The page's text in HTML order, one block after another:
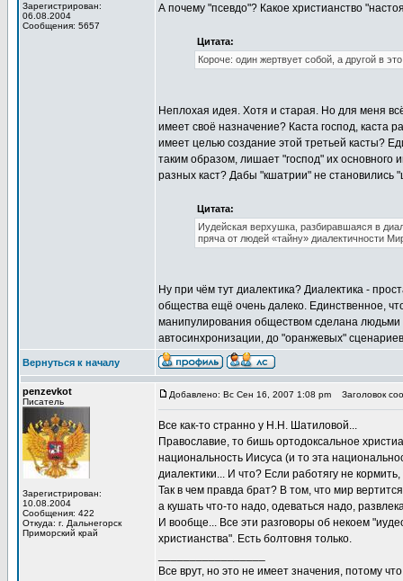
Зарегистрирован:
06.08.2004
Сообщения: 5657
А почему "псевдо"? Какое христианство
Цитата:
Короче: один жертвует собой, а другой в
Неплохая идея. Хотя и старая. Но для меня
имеет своё назначение? Каста господ, каста
имеет целью создание этой третьей касты?
таким образом, лишает "господ" их основного
разных каст? Дабы "кшатрии" не становились
Цитата:
Иудейская верхушка, разбиравшаяся в
пряча от людей «тайну» диалектичности
Ну при чём тут диалектика? Диалектика -
общества ещё очень далеко. Единственное,
манипулирования обществом сделана
автосинхронизации, до "оранжевых"
Вернуться к началу
penzevkot
Писатель
Зарегистрирован:
10.08.2004
Сообщения: 422
Откуда: г. Дальнегорск
Приморский край
Добавлено: Вс Сен 16, 2007 1:08 pm Заголовок
Все как-то странно у Н.Н. Шатиловой...
Православие, то бишь ортодоксальное
национальность Иисуса (и то эта
диалектики... И что? Если работягу не
Так в чем правда брат? В том, что мир
а кушать что-то надо, одеваться надо,
И вообще... Все эти разговоры об некоем
христианства". Есть болтовня только.
Все врут, но это не имеет значения, потому